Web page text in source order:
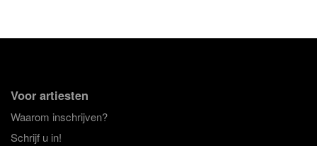
Voor artiesten
Waarom inschrijven?
Schrijf u in!